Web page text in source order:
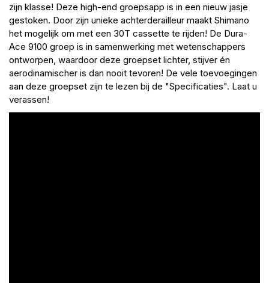
zijn klasse! Deze high-end groepsapp is in een nieuw jasje
gestoken. Door zijn unieke achterderailleur maakt Shimano
het mogelijk om met een 30T cassette te rijden! De Dura-
Ace 9100 groep is in samenwerking met wetenschappers
ontworpen, waardoor deze groepset lichter, stijver én
aerodinamischer is dan nooit tevoren! De vele toevoegingen
aan deze groepset zijn te lezen bij de "Specificaties". Laat u
verassen!